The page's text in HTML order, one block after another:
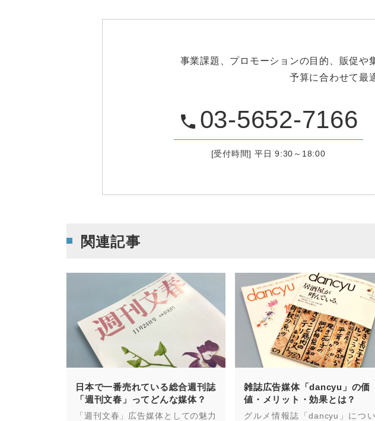
事業課題、プロモーションの目的、販促や
予算に合わせて最
phone 03-5652-7166
[受付時間] 平日 9:30～18:00
関連記事
日本で一番売れている総合週刊誌
「週刊文春」ってどんな媒体？
「週刊文春」広告媒体としての魅力
雑誌広告媒体「dancyu」の価
値・メリット・効果とは？
グルメ情報誌「dancyu」につ